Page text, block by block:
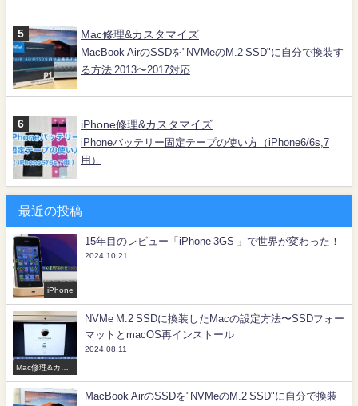
Mac修理&カスタマイズ
MacBook AirのSSDを"NVMeのM.2 SSD"に自分で換装す
る方法 2013〜2017対応
iPhone修理&カスタマイズ
iPhoneバッテリー固定テープの使い方（iPhone6/6s,7
用）
最近の投稿
iPhone
15年目のレビュー「iPhone 3GS 」で世界が変わった！
2024.10.21
Mac修理&カス
タマイズ
NVMe M.2 SSDに換装したMacの設定方法〜SSDフォー
マットとmacOS再インストール
2024.08.11
MacBook AirのSSDを"NVMeのM.2 SSD"に自分で換装